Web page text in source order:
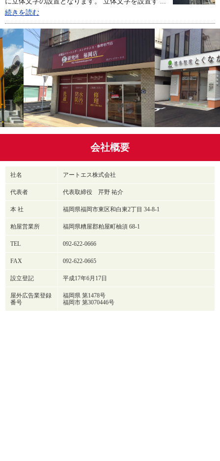
続きを読む
会社概要
社名 アートエス株式会社
代表者 代表取締役 芹野 祐介
本 社 福岡県福岡市東区和白東2丁目 34-8-1
粕屋営業所 福岡県糟屋郡粕屋町柚須 68-1
TEL 092-622-0666
FAX 092-622-0665
設立登記 平成17年6月17日
屋外広告業登録
番号
福岡県 第1478号
福岡市 第3070446号